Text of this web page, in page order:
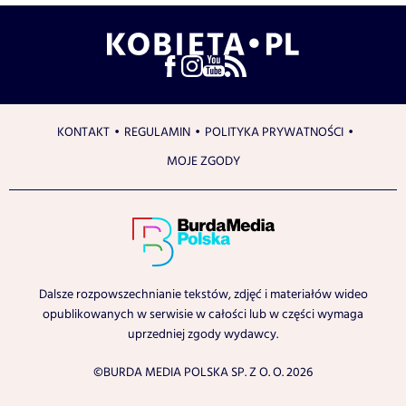
KONTAKT REGULAMIN
POLITYKA PRYWATNOŚCI
MOJE ZGODY
Dalsze rozpowszechnianie tekstów, zdjęć i materiałów wideo
opublikowanych w serwisie w całości lub w części wymaga
uprzedniej zgody wydawcy.
©BURDA MEDIA POLSKA SP. Z O. O. 2026